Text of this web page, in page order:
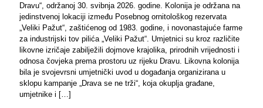
Dravu“, održanoj 30. svibnja 2026. godine. Kolonija je održana na
jedinstvenoj lokaciji između Posebnog ornitološkog rezervata
„Veliki Pažut“, zaštićenog od 1983. godine, i novonastajuće farme
za industrijski tov pilića „Veliki Pažut“. Umjetnici su kroz različite
likovne izričaje zabilježili dojmove krajolika, prirodnih vrijednosti i
odnosa čovjeka prema prostoru uz rijeku Dravu. Likovna kolonija
bila je svojevrsni umjetnički uvod u događanja organizirana u
sklopu kampanje „Drava se ne trži“, koja okuplja građane,
umjetnike i […]